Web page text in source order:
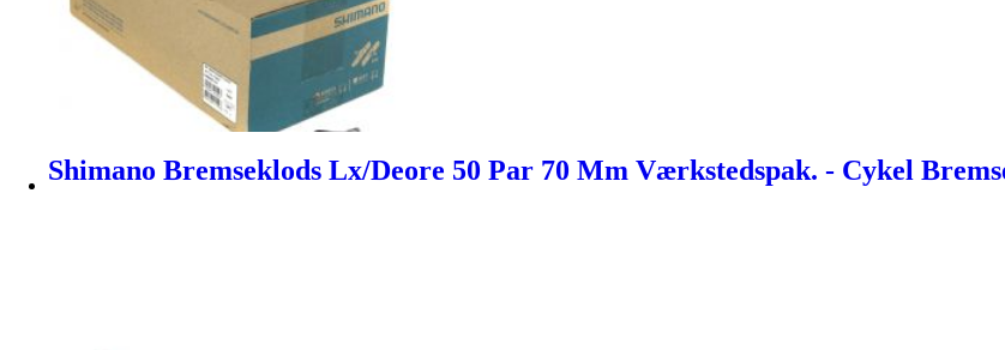
Shimano Bremseklods Lx/Deore 50 Par 70 Mm Værkstedspak. - Cykel